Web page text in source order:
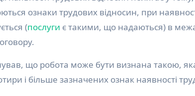
ознаки трудових відносин, при
(послуги є такими, що надаються) в
що робота може бути визнана такою,
і більше зазначених ознак наявності